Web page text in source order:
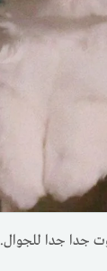
جدا جدا للجوال.